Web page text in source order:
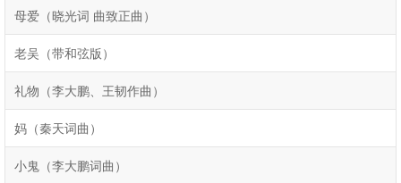
母爱（晓光词 曲致正曲）
老吴（带和弦版）
礼物（李大鹏、王韧作曲）
妈（秦天词曲）
小鬼（李大鹏词曲）